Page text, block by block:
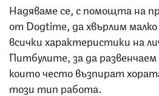
Надяваме се, с помощта на
от Dogtime, да хвърлим
всички характеристики на
Питбулите, за да
които често възпират
този тип работа.